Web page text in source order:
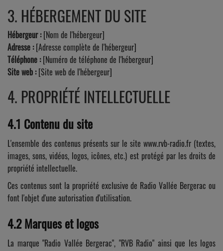
3. HÉBERGEMENT DU SITE
Hébergeur :[Nom de l'hébergeur]
Adresse :[Adresse complète de l'hébergeur]
Téléphone :[Numéro de téléphone de l'hébergeur]
Site web :[Site web de l'hébergeur]
4. PROPRIÉTÉ INTELLECTUELLE
4.1 Contenu du site
L'ensemble des contenus présents sur le site www.rvb-radio.fr (textes,
images, sons, vidéos, logos, icônes, etc.) est protégé par les droits de
propriété intellectuelle.
Ces contenus sont la propriété exclusive de Radio Vallée Bergerac ou
font l'objet d'une autorisation d'utilisation.
4.2 Marques et logos
La marque "Radio Vallée Bergerac", "RVB Radio" ainsi que les logos